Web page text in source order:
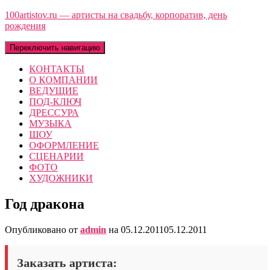
100artistov.ru — артисты на свадьбу, корпоратив, день
рождения
Переключить навигацию
КОНТАКТЫ
О КОМПАНИИ
ВЕДУЩИЕ
ПОД-КЛЮЧ
ДРЕССУРА
МУЗЫКА
ШОУ
ОФОРМЛЕНИЕ
СЦЕНАРИИ
ФОТО
ХУДОЖНИКИ
Год дракона
Опубликовано от admin на 05.12.201105.12.2011
Заказать артиста: